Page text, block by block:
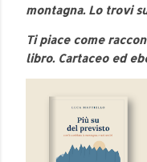
montagna. Lo trovi
Ti piace come
libro. Cartaceo ed